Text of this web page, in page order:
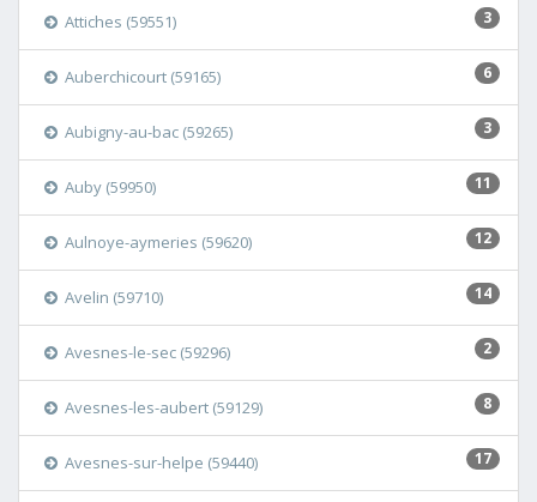
3
Attiches (59551)
6
Auberchicourt (59165)
3
Aubigny-au-bac (59265)
11
Auby (59950)
12
Aulnoye-aymeries (59620)
14
Avelin (59710)
2
Avesnes-le-sec (59296)
8
Avesnes-les-aubert (59129)
17
Avesnes-sur-helpe (59440)